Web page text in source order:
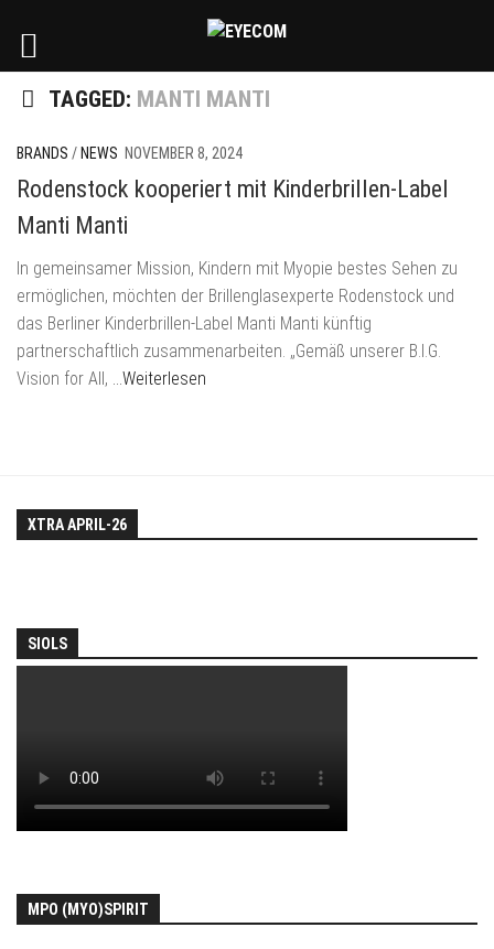
TAGGED: MANTI MANTI
BRANDS / NEWS NOVEMBER 8, 2024
Rodenstock kooperiert mit Kinderbrillen-Label
Manti Manti
In gemeinsamer Mission, Kindern mit Myopie bestes Sehen zu
ermöglichen, möchten der Brillenglasexperte Rodenstock und
das Berliner Kinderbrillen-Label Manti Manti künftig
partnerschaftlich zusammenarbeiten. „Gemäß unserer B.I.G.
Vision for All, …Weiterlesen
XTRA APRIL-26
SIOLS
MPO (MYO)SPIRIT